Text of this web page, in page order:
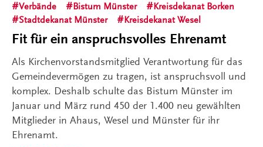
Verbände
Bistum Münster
Kreisdekanat Borken
Stadtdekanat Münster
Kreisdekanat Wesel
Fit für ein anspruchsvolles Ehrenamt
Als Kirchenvorstandsmitglied Verantwortung für das
Gemeindevermögen zu tragen, ist anspruchsvoll und
komplex. Deshalb schulte das Bistum Münster im
Januar und März rund 450 der 1.400 neu gewählten
Mitglieder in Ahaus, Wesel und Münster für ihr
Ehrenamt.